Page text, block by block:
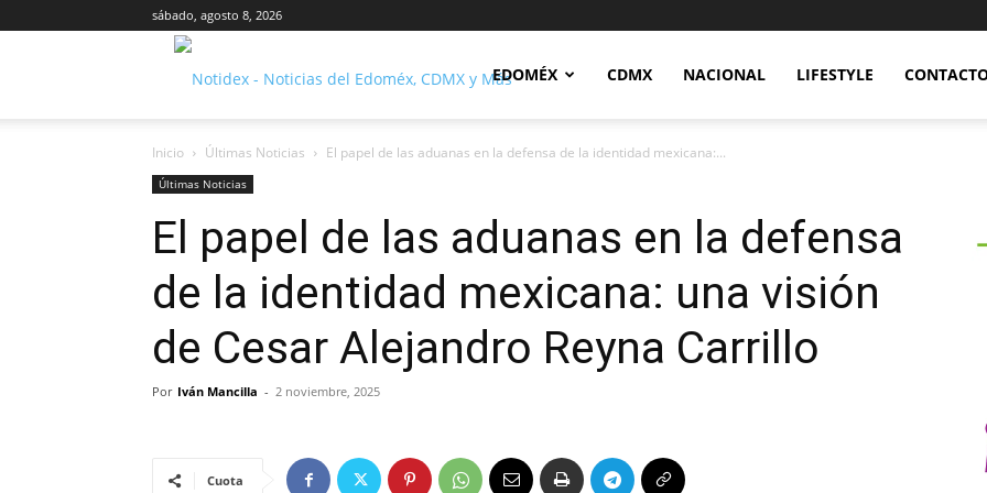
sábado, agosto 8, 2026
Notidex
EDOMÉX CDMX NACIONAL LIFESTYLE
Inicio Últimas Noticias El papel de las aduanas en la defensa de la identidad mexicana:...
Últimas Noticias
El papel de las aduanas en la defensa
de la identidad mexicana: una visión
de Cesar Alejandro Reyna Carrillo
Por Iván Mancilla - 2 noviembre, 2025
Cuota